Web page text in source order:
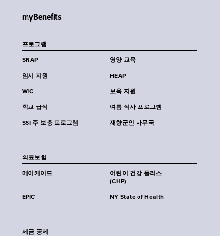
myBenefits
프로그램
SNAP 영양 교육
임시 지원 HEAP
WIC 보육 지원
학교 급식 여름 식사 프로그램
SSI 주 보충 프로그램 재향군인 사무국
의료보험
메이케이드
어린이 건강 플러스
(CHP)
EPIC NY State of Health
세금 공제